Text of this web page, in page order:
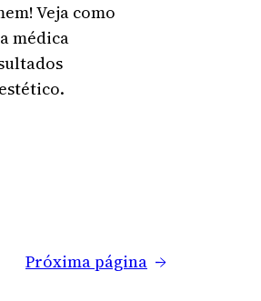
Veja como
médica
Próxima página →